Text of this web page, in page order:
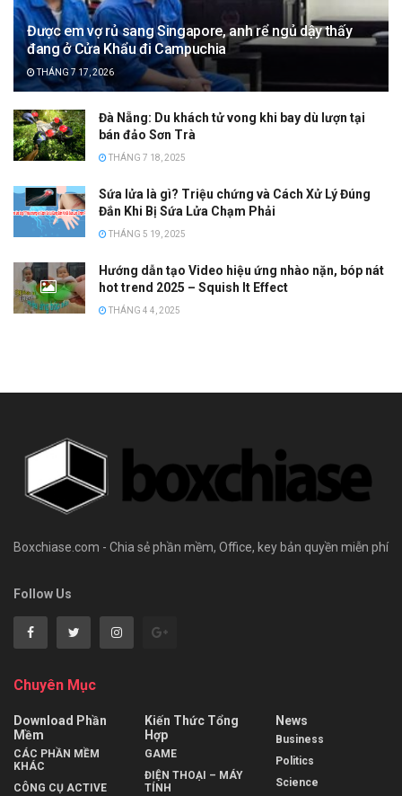
Được em vợ rủ sang Singapore, anh rể ngủ dậy thấy
đang ở Cửa Khẩu đi Campuchia
THÁNG 7 17, 2026
Đà Nẵng: Du khách tử vong khi bay dù lượn tại
bán đảo Sơn Trà
THÁNG 7 18, 2025
Sứa lửa là gì? Triệu chứng và Cách Xử Lý Đúng
Đắn Khi Bị Sứa Lửa Chạm Phải
THÁNG 5 19, 2025
Hướng dẫn tạo Video hiệu ứng nhào nặn, bóp nát
hot trend 2025 – Squish It Effect
THÁNG 4 4, 2025
Boxchiase.com - Chia sẻ phần mềm, Office, key bản quyền miễn phí
Follow Us
Chuyên Mục
Download Phần
Mềm
CÁC PHẦN MỀM
KHÁC
CÔNG CỤ ACTIVE
Kiến Thức Tổng
Hợp
GAME
ĐIỆN THOẠI – MÁY
TÍNH
News
Business
Politics
Science